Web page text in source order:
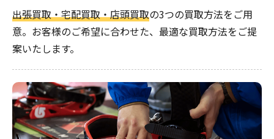
出張買取・宅配買取・店頭買取の3つの買取方法をご用
意。お客様のご希望に合わせた、最適な買取方法をご提
案いたします。